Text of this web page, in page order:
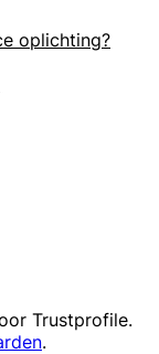
oplichting?
Trustprofile.
.